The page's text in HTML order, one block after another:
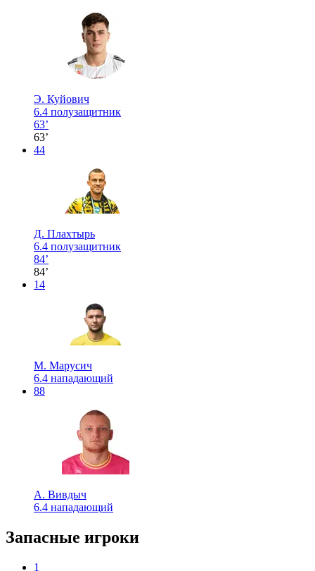
Э. Куйович
6.4 полузащитник
63’
63’
44
Д. Плахтырь
6.4 полузащитник
84’
84’
14
М. Марусич
6.4 нападающий
88
А. Вивдыч
6.4 нападающий
Запасные игроки
1